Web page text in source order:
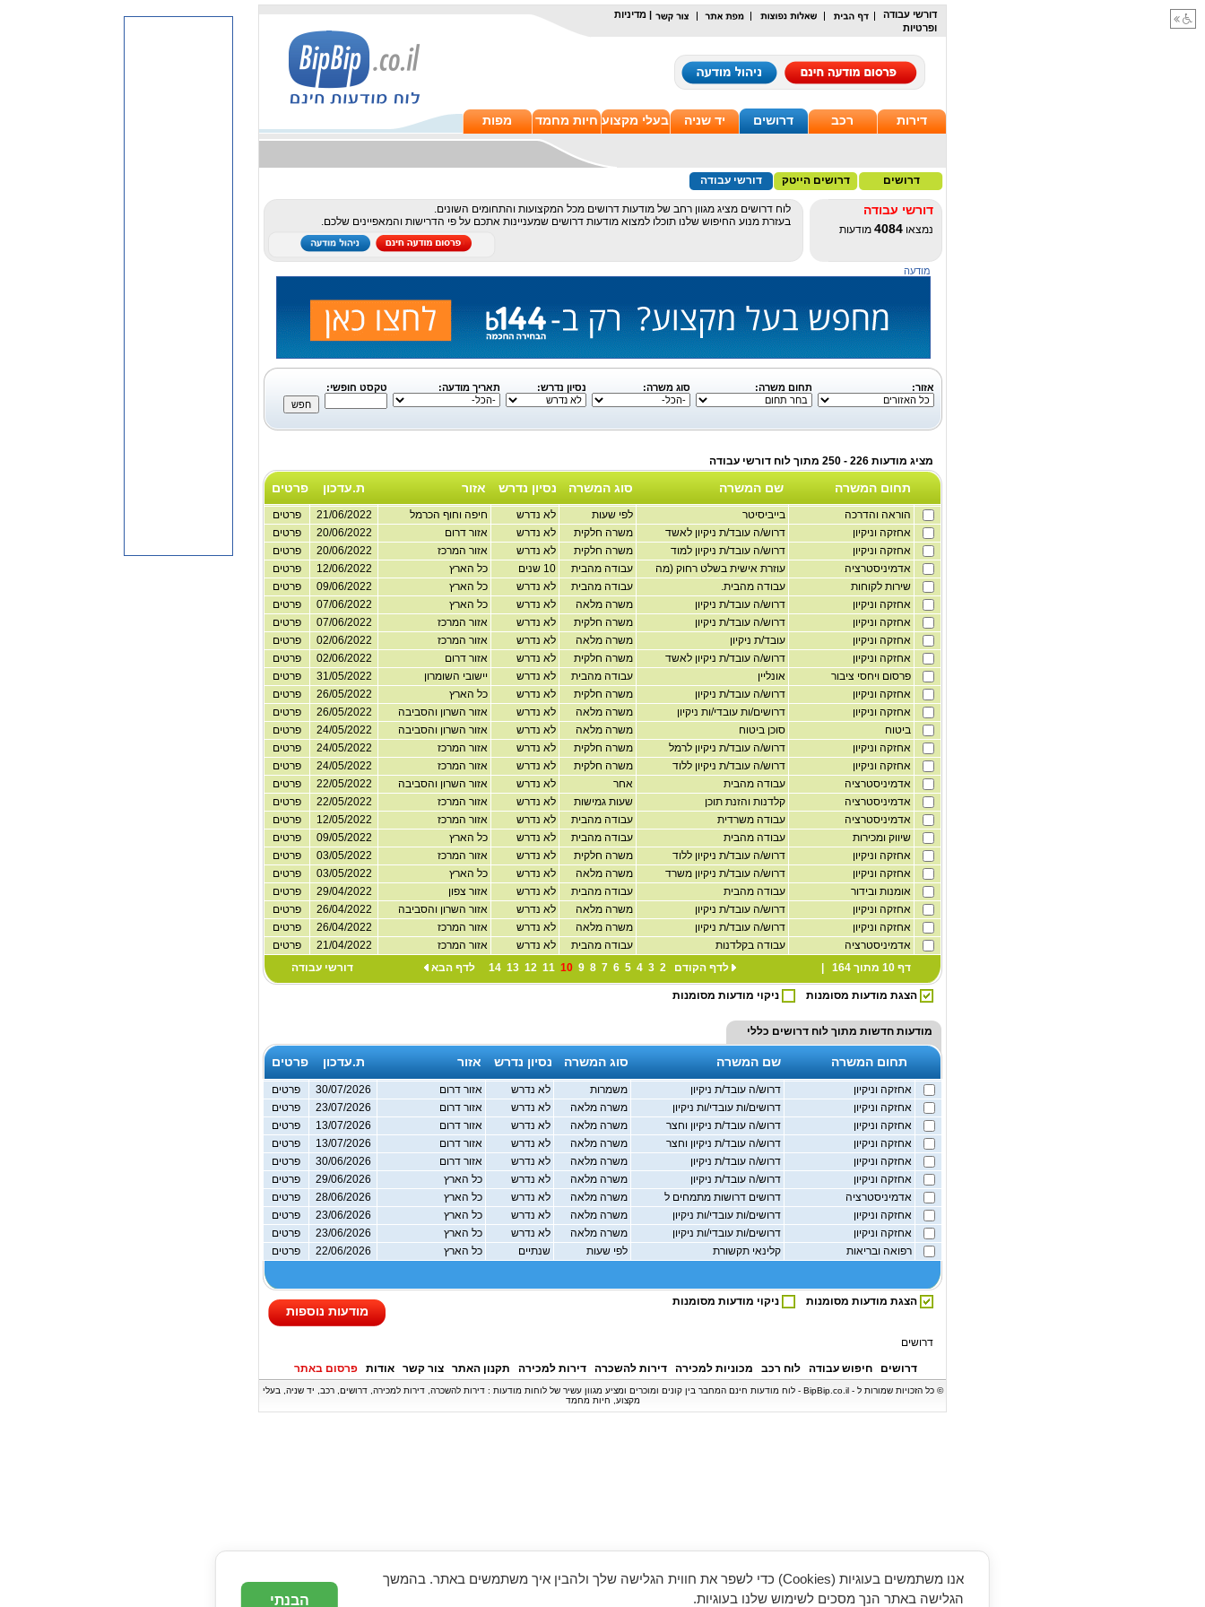
דורשי עבודה
מדיניות
ופרטיות
דירות רכב דרושים יד שניה בעלי מקצוע חיות מחמד מפות
דרושים דרושים הייטק דורשי עבודה
דורשי עבודה
נמצאו 4084 מודעות
לוח דרושים מציג מגוון רחב של מודעות דרושים מכל המקצועות והתחומים השונים.
בעזרת מנוע החיפוש שלנו תוכלו למצוא מודעות דרושים שמעניינות אתכם על פי הדרישות והמאפיינים שלכם.
מודעה
אזור: תחום משרה: סוג משרה: נסיון נדרש: תאריך מודעה: טקסט חופשי:
מציג מודעות 226 - 250 מתוך לוח דורשי עבודה
תחום המשרה שם המשרה סוג המשרה נסיון נדרש אזור ת.עדכון פרטים
הוראה והדרכה בייביסיטר לפי שעות לא נדרש חיפה וחוף הכרמל 21/06/2022
פרטים
אחזקה וניקיון
דרוש/ה עובד/ת ניקיון לאשד משרה חלקית לא נדרש אזור דרום 20/06/2022
פרטים
אחזקה וניקיון
דרוש/ה עובד/ת ניקיון למוד משרה חלקית לא נדרש אזור המרכז 20/06/2022
פרטים
אדמיניסטרציה
עוזרת אישית בשלט רחוק (מה עבודה מהבית כל הארץ 12/06/2022
פרטים
שירות לקוחות
עבודה מהבית. עבודה מהבית לא נדרש כל הארץ 09/06/2022
פרטים
אחזקה וניקיון
דרוש/ה עובד/ת ניקיון משרה מלאה לא נדרש כל הארץ 07/06/2022
פרטים
אחזקה וניקיון
דרוש/ה עובד/ת ניקיון משרה חלקית לא נדרש אזור המרכז 07/06/2022
פרטים
אחזקה וניקיון
עובד/ת ניקיון משרה מלאה לא נדרש אזור המרכז 02/06/2022
פרטים
אחזקה וניקיון
דרוש/ה עובד/ת ניקיון לאשד משרה חלקית לא נדרש אזור דרום 02/06/2022
פרטים
פרסום ויחסי ציבור
אונליין עבודה מהבית לא נדרש יישובי השומרון 31/05/2022
פרטים
אחזקה וניקיון
דרוש/ה עובד/ת ניקיון משרה חלקית לא נדרש כל הארץ 26/05/2022
פרטים
אחזקה וניקיון
דרושים/ות עובדי/ות ניקיון משרה מלאה לא נדרש אזור השרון והסביבה 26/05/2022
פרטים
ביטוח
סוכן ביטוח משרה מלאה לא נדרש אזור השרון והסביבה 24/05/2022
פרטים
אחזקה וניקיון
דרוש/ה עובד/ת ניקיון לרמל משרה חלקית לא נדרש אזור המרכז 24/05/2022
פרטים
אחזקה וניקיון
דרוש/ה עובד/ת ניקיון ללוד משרה חלקית לא נדרש אזור המרכז 24/05/2022
פרטים
אדמיניסטרציה
עבודה מהבית אחר לא נדרש אזור השרון והסביבה 22/05/2022
פרטים
אדמיניסטרציה
קלדנות והזנת תוכן שעות גמישות לא נדרש אזור המרכז 22/05/2022
פרטים
אדמיניסטרציה
עבודה משרדית עבודה מהבית לא נדרש אזור המרכז 12/05/2022
פרטים
שיווק ומכירות
עבודה מהבית עבודה מהבית לא נדרש כל הארץ 09/05/2022
פרטים
אחזקה וניקיון
דרוש/ה עובד/ת ניקיון ללוד משרה חלקית לא נדרש אזור המרכז 03/05/2022
פרטים
אחזקה וניקיון
דרוש/ה עובד/ת ניקיון משרד משרה מלאה לא נדרש כל הארץ 03/05/2022
פרטים
אומנות ובידור
עבודה מהבית עבודה מהבית לא נדרש אזור צפון 29/04/2022
פרטים
אחזקה וניקיון
דרוש/ה עובד/ת ניקיון משרה מלאה לא נדרש אזור השרון והסביבה 26/04/2022
פרטים
אחזקה וניקיון
דרוש/ה עובד/ת ניקיון משרה מלאה לא נדרש אזור המרכז 26/04/2022
פרטים
אדמיניסטרציה
עבודה בקלדנות עבודה מהבית לא נדרש אזור המרכז 21/04/2022
פרטים
דף 10 מתוך 164 |
לדף הקודם 2
3
4
5
6
7
8
9
10
11
12
13
14 לדף הבא דורשי עבודה
הצגת מודעות מסומנות ניקוי מודעות מסומנות
מודעות חדשות מתוך לוח דרושים כללי
תחום המשרה שם המשרה סוג המשרה נסיון נדרש אזור ת.עדכון פרטים
אחזקה וניקיון דרוש/ה עובד/ת ניקיון משמרות לא נדרש אזור דרום 30/07/2026
פרטים
אחזקה וניקיון
דרושים/ות עובדי/ות ניקיון משרה מלאה לא נדרש אזור דרום 23/07/2026
פרטים
אחזקה וניקיון
דרוש/ה עובד/ת ניקיון וחצר משרה מלאה לא נדרש אזור דרום 13/07/2026
פרטים
אחזקה וניקיון
דרוש/ה עובד/ת ניקיון וחצר משרה מלאה לא נדרש אזור דרום 13/07/2026
פרטים
אחזקה וניקיון
דרוש/ה עובד/ת ניקיון משרה מלאה לא נדרש אזור דרום 30/06/2026
פרטים
אחזקה וניקיון
דרוש/ה עובד/ת ניקיון משרה מלאה לא נדרש כל הארץ 29/06/2026
פרטים
אדמיניסטרציה
דרושים דרושות מתמחים ל משרה מלאה לא נדרש כל הארץ 28/06/2026
פרטים
אחזקה וניקיון
דרושים/ות עובדי/ות ניקיון משרה מלאה לא נדרש כל הארץ 23/06/2026
פרטים
אחזקה וניקיון
דרושים/ות עובדי/ות ניקיון משרה מלאה לא נדרש כל הארץ 23/06/2026
פרטים
רפואה ובריאות
קלינאי תקשורת לפי שעות שנתיים כל הארץ 22/06/2026 פרטים
הצגת מודעות מסומנות ניקוי מודעות מסומנות
מודעות נוספות
דרושים
דרושים חיפוש עבודה לוח רכב מכוניות למכירה דירות להשכרה דירות למכירה תקנון האתר צור קשר אודות פרסום באתר
© כל הזכויות שמורות ל - BipBip.co.il - לוח מודעות חינם המחבר בין קונים ומוכרים ומציע מגוון עשיר של לוחות מודעות : דירות להשכרה, דירות למכירה, דרושים, רכב, יד שניה, בעלי
מקצוע, חיות מחמד
אנו משתמשים בעוגיות (Cookies) כדי לשפר את חווית הגלישה שלך ולהבין איך משתמשים באתר. בהמשך
הגלישה באתר הנך מסכים לשימוש שלנו בעוגיות.
הבנתי